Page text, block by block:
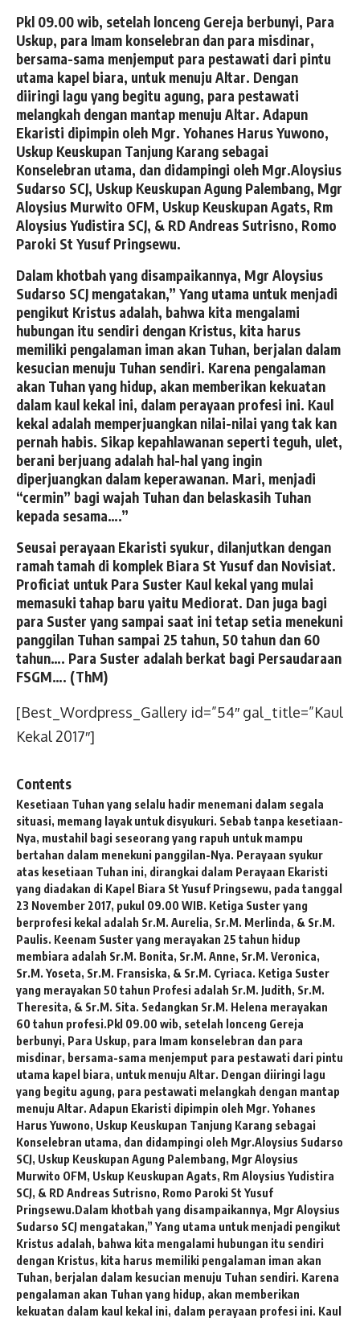
Pkl 09.00 wib, setelah lonceng Gereja berbunyi, Para
Uskup, para Imam konselebran dan para misdinar,
bersama-sama menjemput para pestawati dari pintu
utama kapel biara, untuk menuju Altar. Dengan
diiringi lagu yang begitu agung, para pestawati
melangkah dengan mantap menuju Altar. Adapun
Ekaristi dipimpin oleh Mgr. Yohanes Harus Yuwono,
Uskup Keuskupan Tanjung Karang sebagai
Konselebran utama, dan didampingi oleh Mgr.Aloysius
Sudarso SCJ, Uskup Keuskupan Agung Palembang, Mgr
Aloysius Murwito OFM, Uskup Keuskupan Agats, Rm
Aloysius Yudistira SCJ, & RD Andreas Sutrisno, Romo
Paroki St Yusuf Pringsewu.
Dalam khotbah yang disampaikannya, Mgr Aloysius
Sudarso SCJ mengatakan,” Yang utama untuk menjadi
pengikut Kristus adalah, bahwa kita mengalami
hubungan itu sendiri dengan Kristus, kita harus
memiliki pengalaman iman akan Tuhan, berjalan dalam
kesucian menuju Tuhan sendiri. Karena pengalaman
akan Tuhan yang hidup, akan memberikan kekuatan
dalam kaul kekal ini, dalam perayaan profesi ini. Kaul
kekal adalah memperjuangkan nilai-nilai yang tak kan
pernah habis. Sikap kepahlawanan seperti teguh, ulet,
berani berjuang adalah hal-hal yang ingin
diperjuangkan dalam keperawanan. Mari, menjadi
“cermin” bagi wajah Tuhan dan belaskasih Tuhan
kepada sesama….”
Seusai perayaan Ekaristi syukur, dilanjutkan dengan
ramah tamah di komplek Biara St Yusuf dan Novisiat.
Proficiat untuk Para Suster Kaul kekal yang mulai
memasuki tahap baru yaitu Mediorat. Dan juga bagi
para Suster yang sampai saat ini tetap setia menekuni
panggilan Tuhan sampai 25 tahun, 50 tahun dan 60
tahun…. Para Suster adalah berkat bagi Persaudaraan
FSGM…. (ThM)
[Best_Wordpress_Gallery id=”54″ gal_title=”Kaul
Kekal 2017″]
Contents
Kesetiaan Tuhan yang selalu hadir menemani dalam segala
situasi, memang layak untuk disyukuri. Sebab tanpa kesetiaan-
Nya, mustahil bagi seseorang yang rapuh untuk mampu
bertahan dalam menekuni panggilan-Nya. Perayaan syukur
atas kesetiaan Tuhan ini, dirangkai dalam Perayaan Ekaristi
yang diadakan di Kapel Biara St Yusuf Pringsewu, pada tanggal
23 November 2017, pukul 09.00 WIB. Ketiga Suster yang
berprofesi kekal adalah Sr.M. Aurelia, Sr.M. Merlinda, & Sr.M.
Paulis. Keenam Suster yang merayakan 25 tahun hidup
membiara adalah Sr.M. Bonita, Sr.M. Anne, Sr.M. Veronica,
Sr.M. Yoseta, Sr.M. Fransiska, & Sr.M. Cyriaca. Ketiga Suster
yang merayakan 50 tahun Profesi adalah Sr.M. Judith, Sr.M.
Theresita, & Sr.M. Sita. Sedangkan Sr.M. Helena merayakan
60 tahun profesi.Pkl 09.00 wib, setelah lonceng Gereja
berbunyi, Para Uskup, para Imam konselebran dan para
misdinar, bersama-sama menjemput para pestawati dari pintu
utama kapel biara, untuk menuju Altar. Dengan diiringi lagu
yang begitu agung, para pestawati melangkah dengan mantap
menuju Altar. Adapun Ekaristi dipimpin oleh Mgr. Yohanes
Harus Yuwono, Uskup Keuskupan Tanjung Karang sebagai
Konselebran utama, dan didampingi oleh Mgr.Aloysius Sudarso
SCJ, Uskup Keuskupan Agung Palembang, Mgr Aloysius
Murwito OFM, Uskup Keuskupan Agats, Rm Aloysius Yudistira
SCJ, & RD Andreas Sutrisno, Romo Paroki St Yusuf
Pringsewu.Dalam khotbah yang disampaikannya, Mgr Aloysius
Sudarso SCJ mengatakan,” Yang utama untuk menjadi pengikut
Kristus adalah, bahwa kita mengalami hubungan itu sendiri
dengan Kristus, kita harus memiliki pengalaman iman akan
Tuhan, berjalan dalam kesucian menuju Tuhan sendiri. Karena
pengalaman akan Tuhan yang hidup, akan memberikan
kekuatan dalam kaul kekal ini, dalam perayaan profesi ini. Kaul